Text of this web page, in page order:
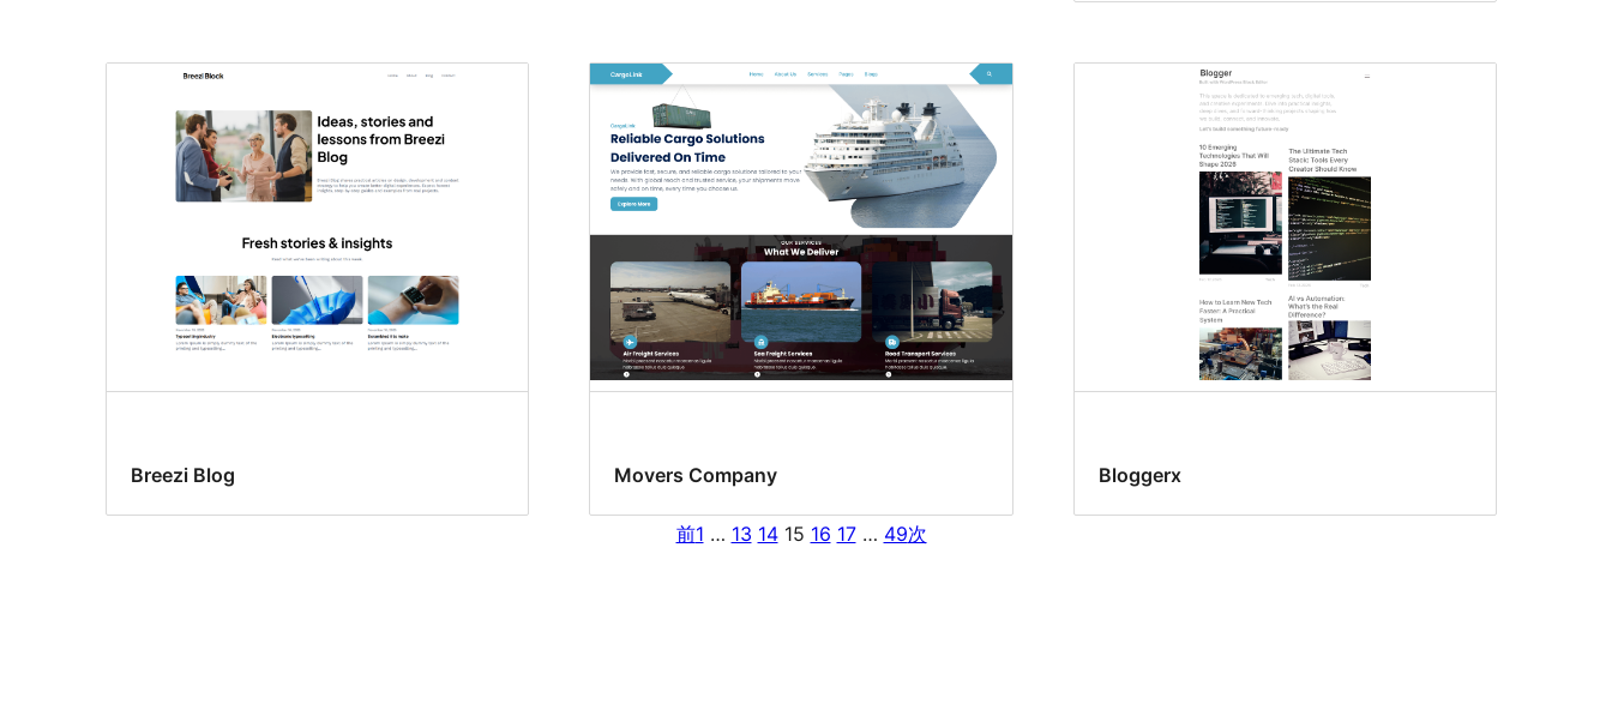
Breezi Blog Movers Company Bloggerx
前1 … 13 14 15 16 17 … 49次